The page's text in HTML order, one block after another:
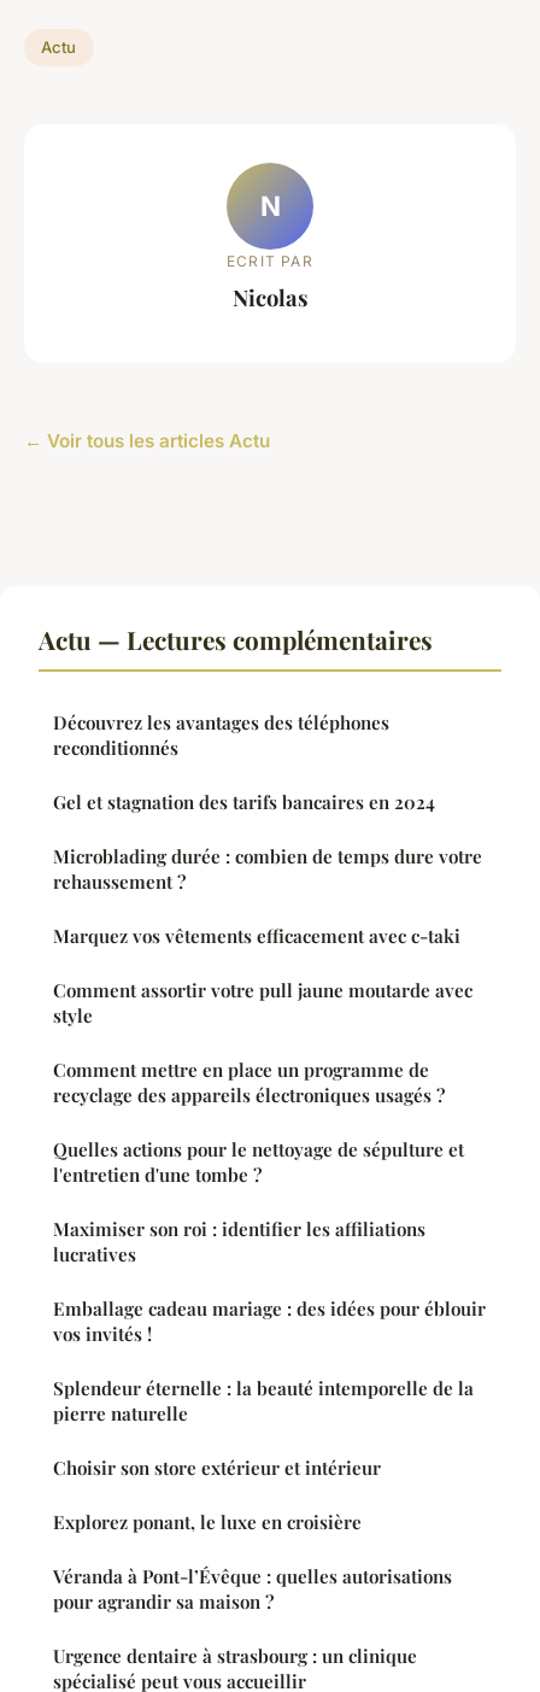
Actu
N
ECRIT PAR
Nicolas
← Voir tous les articles Actu
Actu — Lectures complémentaires
Découvrez les avantages des téléphones
reconditionnés
Gel et stagnation des tarifs bancaires en 2024
Microblading durée : combien de temps dure votre
rehaussement ?
Marquez vos vêtements efficacement avec c-taki
Comment assortir votre pull jaune moutarde avec
style
Comment mettre en place un programme de
recyclage des appareils électroniques usagés ?
Quelles actions pour le nettoyage de sépulture et
l'entretien d'une tombe ?
Maximiser son roi : identifier les affiliations
lucratives
Emballage cadeau mariage : des idées pour éblouir
vos invités !
Splendeur éternelle : la beauté intemporelle de la
pierre naturelle
Choisir son store extérieur et intérieur
Explorez ponant, le luxe en croisière
Véranda à Pont-l’Évêque : quelles autorisations
pour agrandir sa maison ?
Urgence dentaire à strasbourg : un clinique
spécialisé peut vous accueillir